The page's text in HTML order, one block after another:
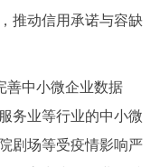
推动信用承诺与容缺
中小微企业数据
务业等行业的中小微
剧场等受疫情影响严